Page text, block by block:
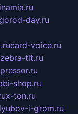
day.ru
card-voice.ru
zebra-tlt.ru
shop.ru
x-ton.ru
i-grom.ru